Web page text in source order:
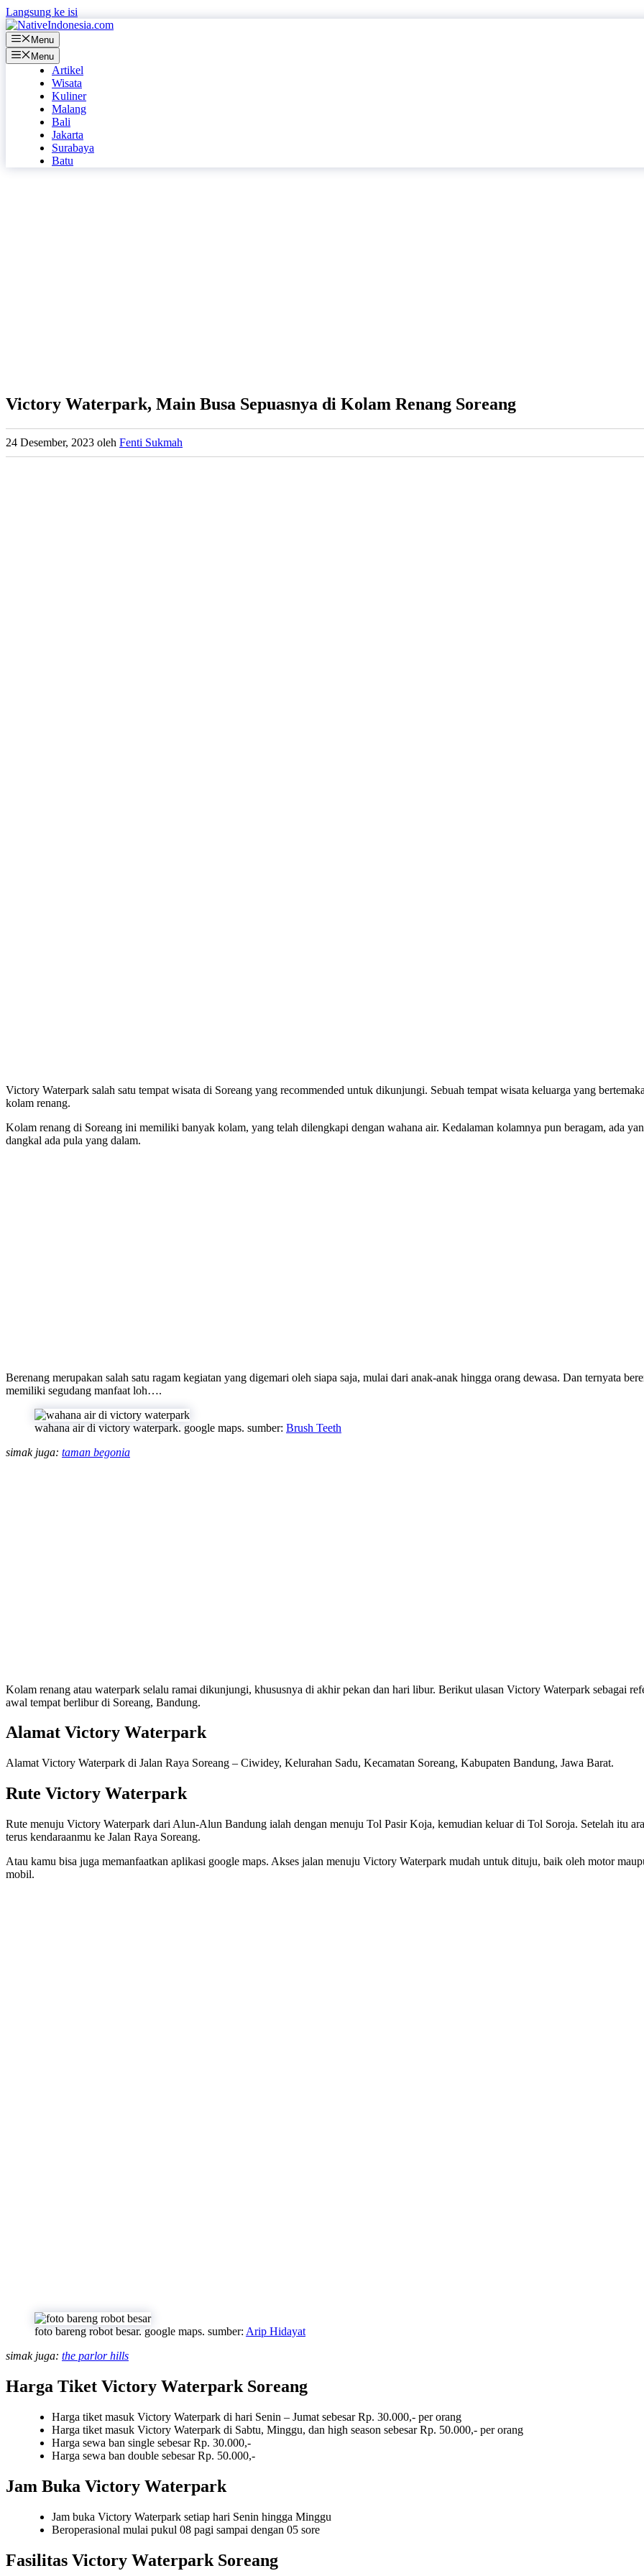
Langsung ke isi
Menu
Menu
Artikel
Wisata
Kuliner
Malang
Bali
Jakarta
Surabaya
Batu
Victory Waterpark, Main Busa Sepuasnya di Kolam Renang Soreang
24 Desember, 2023 oleh Fenti Sukmah
Victory Waterpark salah satu tempat wisata di Soreang yang recommended untuk dikunjungi. Sebuah tempat wisata keluarga yang
kolam renang.
Kolam renang di Soreang ini memiliki banyak kolam, yang telah dilengkapi dengan wahana air. Kedalaman kolamnya pun beragam, ada
dangkal ada pula yang dalam.
Berenang merupakan salah satu ragam kegiatan yang digemari oleh siapa saja, mulai dari anak-anak hingga orang dewasa. Dan ternyata
memiliki segudang manfaat loh….
wahana air di victory waterpark. google maps. sumber: Brush Teeth
simak juga: taman begonia
Kolam renang atau waterpark selalu ramai dikunjungi, khususnya di akhir pekan dan hari libur. Berikut ulasan Victory Waterpark sebagai
awal tempat berlibur di Soreang, Bandung.
Alamat Victory Waterpark
Alamat Victory Waterpark di Jalan Raya Soreang – Ciwidey, Kelurahan Sadu, Kecamatan Soreang, Kabupaten Bandung, Jawa Barat.
Rute Victory Waterpark
Rute menuju Victory Waterpark dari Alun-Alun Bandung ialah dengan menuju Tol Pasir Koja, kemudian keluar di Tol Soroja. Setelah itu
terus kendaraanmu ke Jalan Raya Soreang.
Atau kamu bisa juga memanfaatkan aplikasi google maps. Akses jalan menuju Victory Waterpark mudah untuk dituju, baik oleh motor
mobil.
foto bareng robot besar. google maps. sumber: Arip Hidayat
simak juga: the parlor hills
Harga Tiket Victory Waterpark Soreang
Harga tiket masuk Victory Waterpark di hari Senin – Jumat sebesar Rp. 30.000,- per orang
Harga tiket masuk Victory Waterpark di Sabtu, Minggu, dan high season sebesar Rp. 50.000,- per orang
Harga sewa ban single sebesar Rp. 30.000,-
Harga sewa ban double sebesar Rp. 50.000,-
Jam Buka Victory Waterpark
Jam buka Victory Waterpark setiap hari Senin hingga Minggu
Beroperasional mulai pukul 08 pagi sampai dengan 05 sore
Fasilitas Victory Waterpark Soreang